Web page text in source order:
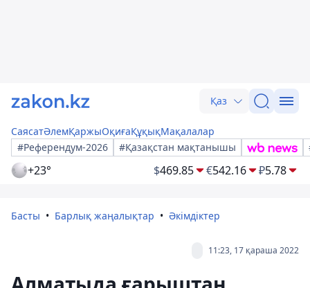
Қаз
СаясатӘлемҚаржыОқиғаҚұқықМақалалар
#Референдум-2026
#Қазақстан мақтанышы
+23° $469.85 €542.16 ₽5.78
Басты Барлық жаңалықтар Әкімдіктер
11:23, 17 қараша 2022